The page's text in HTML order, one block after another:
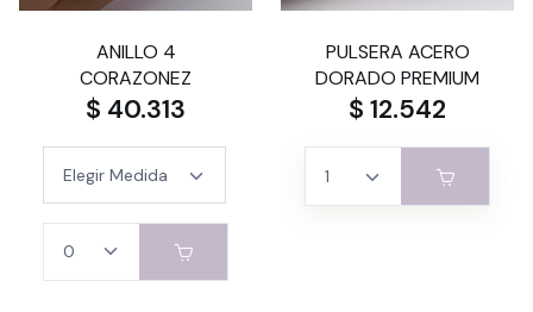
ANILLO 4
CORAZONEZ
$ 40.313
PULSERA ACERO
DORADO PREMIUM
$ 12.542